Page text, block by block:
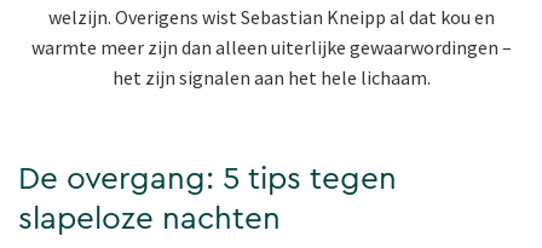
welzijn. Overigens wist Sebastian Kneipp al dat kou en
warmte meer zijn dan alleen uiterlijke gewaarwordingen –
het zijn signalen aan het hele lichaam.
De overgang: 5 tips tegen
slapeloze nachten